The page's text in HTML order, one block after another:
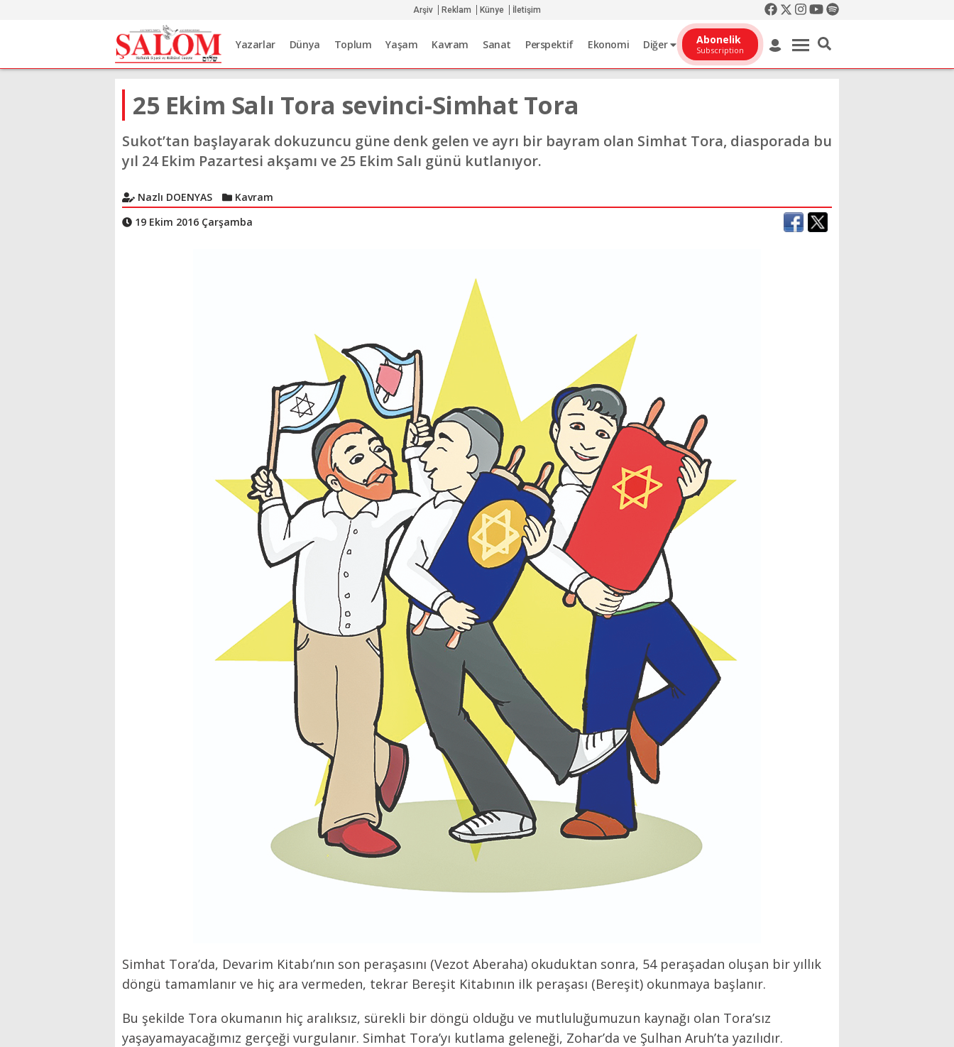
Arşiv Reklam Künye İletişim
Yazarlar Dünya Toplum Yaşam Kavram Sanat Perspektif Ekonomi Diğer Abonelik
Subscription
25 Ekim Salı Tora sevinci-Simhat Tora
Sukot’tan başlayarak dokuzuncu güne denk gelen ve ayrı bir bayram olan Simhat Tora, diasporada bu
yıl 24 Ekim Pazartesi akşamı ve 25 Ekim Salı günü kutlanıyor.
Nazlı DOENYAS
Kavram
19 Ekim 2016 Çarşamba
Simhat Tora’da, Devarim Kitabı’nın son peraşasını (Vezot Aberaha) okuduktan sonra, 54 peraşadan oluşan bir yıllık
döngü tamamlanır ve hiç ara vermeden, tekrar Bereşit Kitabının ilk peraşası (Bereşit) okunmaya başlanır.
Bu şekilde Tora okumanın hiç aralıksız, sürekli bir döngü olduğu ve mutluluğumuzun kaynağı olan Tora’sız
yaşayamayacağımız gerçeği vurgulanır. Simhat Tora’yı kutlama geleneği, Zohar’da ve Şulhan Aruh’ta yazılıdır.